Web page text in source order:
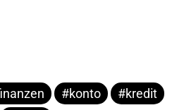
#konto
#kredit